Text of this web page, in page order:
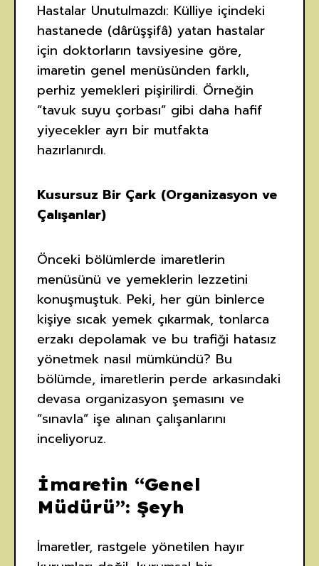
Hastalar Unutulmazdı: Külliye içindeki
hastanede (dârüşşifâ) yatan hastalar
için doktorların tavsiyesine göre,
imaretin genel menüsünden farklı,
perhiz yemekleri pişirilirdi. Örneğin
“tavuk suyu çorbası” gibi daha hafif
yiyecekler ayrı bir mutfakta
hazırlanırdı.
Kusursuz Bir Çark (Organizasyon ve
Çalışanlar)
Önceki bölümlerde imaretlerin
menüsünü ve yemeklerin lezzetini
konuşmuştuk. Peki, her gün binlerce
kişiye sıcak yemek çıkarmak, tonlarca
erzakı depolamak ve bu trafiği hatasız
yönetmek nasıl mümkündü? Bu
bölümde, imaretlerin perde arkasındaki
devasa organizasyon şemasını ve
“sınavla” işe alınan çalışanlarını
inceliyoruz.
İmaretin “Genel
Müdürü”: Şeyh
İmaretler, rastgele yönetilen hayır